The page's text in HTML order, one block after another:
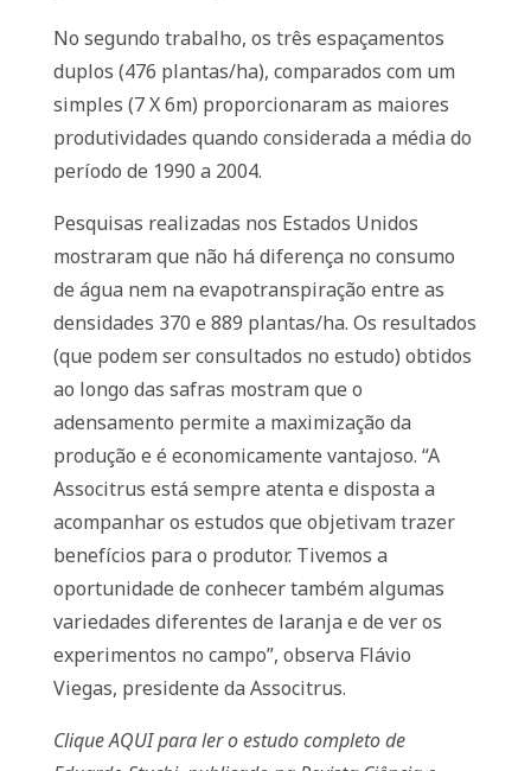
No segundo trabalho, os três espaçamentos
duplos (476 plantas/ha), comparados com um
simples (7 X 6m) proporcionaram as maiores
produtividades quando considerada a média do
período de 1990 a 2004.
Pesquisas realizadas nos Estados Unidos
mostraram que não há diferença no consumo
de água nem na evapotranspiração entre as
densidades 370 e 889 plantas/ha. Os resultados
(que podem ser consultados no estudo) obtidos
ao longo das safras mostram que o
adensamento permite a maximização da
produção e é economicamente vantajoso. “A
Associtrus está sempre atenta e disposta a
acompanhar os estudos que objetivam trazer
benefícios para o produtor. Tivemos a
oportunidade de conhecer também algumas
variedades diferentes de laranja e de ver os
experimentos no campo”, observa Flávio
Viegas, presidente da Associtrus.
CliqueAQUIpara ler o estudo completo de